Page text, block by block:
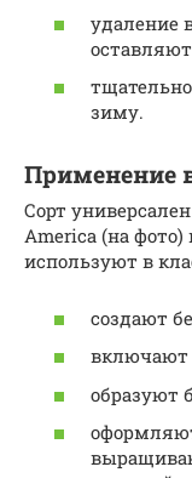
удаление
зиму.
Применение
Сорт
America (на
используют в
создают
включают
образуют